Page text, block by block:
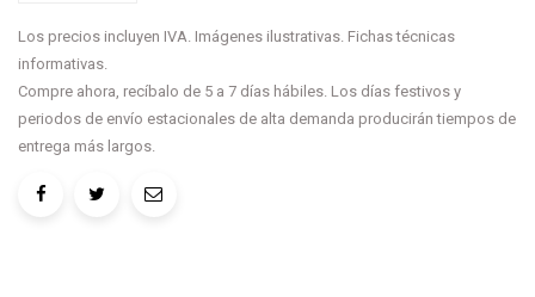
Los precios incluyen IVA. Imágenes ilustrativas. Fichas técnicas
informativas.
Compre ahora, recíbalo de 5 a 7 días hábiles. Los días festivos y
periodos de envío estacionales de alta demanda producirán tiempos de
entrega más largos.